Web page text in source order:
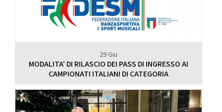
29 Giu
MODALITA' DI RILASCIO DEI PASS DI INGRESSO AI
CAMPIONATI ITALIANI DI CATEGORIA